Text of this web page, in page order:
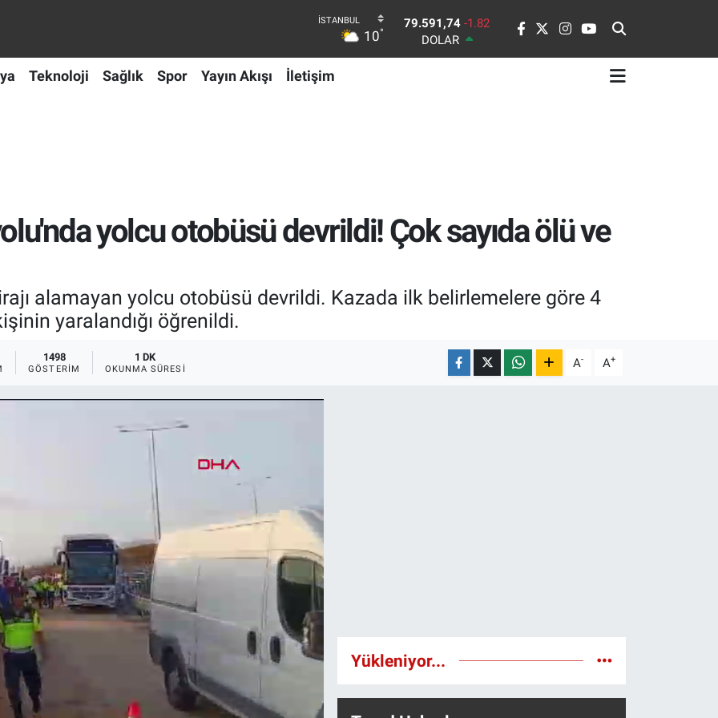
10°
DOLAR
45,43620 0.02
EURO
Teknoloji Sağlık Spor Yayın Akışı İletişim
yolcu otobüsü devrildi! Çok sayıda ölü ve
alamayan yolcu otobüsü devrildi. Kazada ilk belirlemelere göre 4
yaralandığı öğrenildi.
1498
GÖSTERIM
1 DK
OKUNMA SÜRESI A- A+
Yükleniyor...